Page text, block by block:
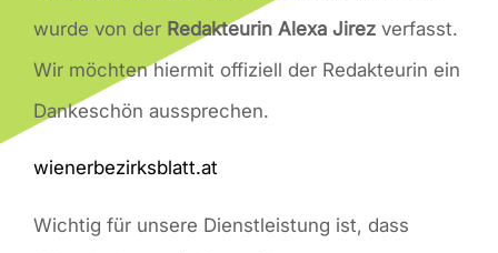
wurde von der Redakteurin Alexa Jirez verfasst.
Wir möchten hiermit offiziell der Redakteurin ein
Dankeschön aussprechen.
wienerbezirksblatt.at
Wichtig für unsere Dienstleistung ist, dass